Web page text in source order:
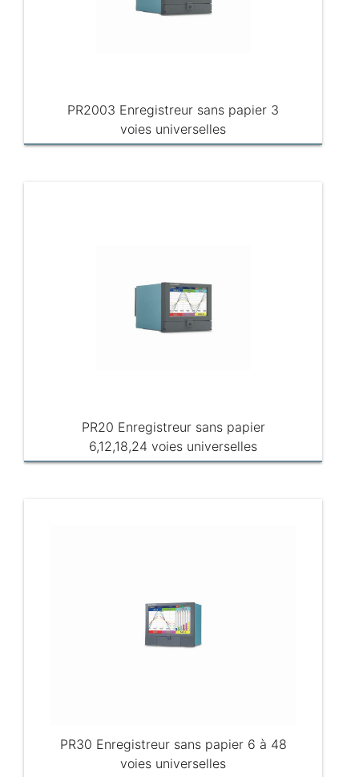
PR2003 Enregistreur sans papier 3
voies universelles
PR20 Enregistreur sans papier
6,12,18,24 voies universelles
PR30 Enregistreur sans papier 6 à 48
voies universelles